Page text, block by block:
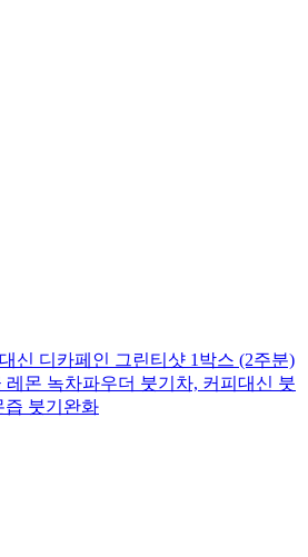
신 디카페인 그린티샷 1박스 (2주분)
레몬 녹차파우더 붓기차, 커피대신 붓
즙 붓기완화